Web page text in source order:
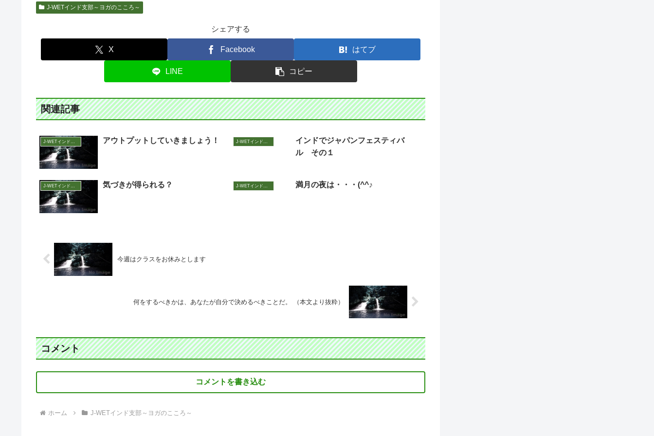
J-WETインド支部～ヨガのこころ～
シェアする
X Facebook はてブ
LINE コピー
関連記事
J-WETインド支部～ヨガのこころ～ アウトプットしていきましょう！ J-WETインド支部～ヨガのこころ～
インドでジャパンフェスティバ
ル その１
J-WETインド支部～ヨガのこころ～ 気づきが得られる？ J-WETインド支部～ヨガのこころ～ 満月の夜は・・・(^^♪
今週はクラスをお休みとします
何をするべきかは、あなたが自分で決めるべきことだ。 （本文より抜粋）
コメント
コメントを書き込む
ホーム J-WETインド支部～ヨガのこころ～